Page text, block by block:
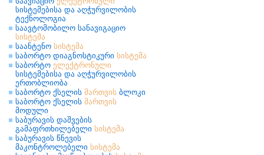
სისტემებისა და აღჭურვილობის
ტექნოლოგია
საავტომობილო სანავიგაციო
სისტემა
საანტენო სისტემა
საბორტო დიაგნოსტიკური სისტემა
საბორტო ელექტრონული
სისტემებისა და აღჭურვილობის
ერთობლიობა
საბორტო ქსელის მართვის ბლოკი
საბორტო ქსელის მართვის
მოდული
საბურავის დაშვების
გამაფრთხილებელი სისტემა
საბურავის წნევის
მაკონტროლებელი სისტემა